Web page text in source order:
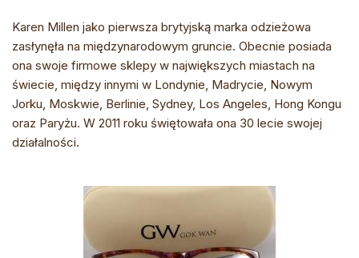
Karen Millen jako pierwsza brytyjską marka odzieżowa
zasłynęła na międzynarodowym gruncie. Obecnie posiada
ona swoje firmowe sklepy w największych miastach na
świecie, między innymi w Londynie, Madrycie, Nowym
Jorku, Moskwie, Berlinie, Sydney, Los Angeles, Hong Kongu
oraz Paryżu. W 2011 roku świętowała ona 30 lecie swojej
działalności.